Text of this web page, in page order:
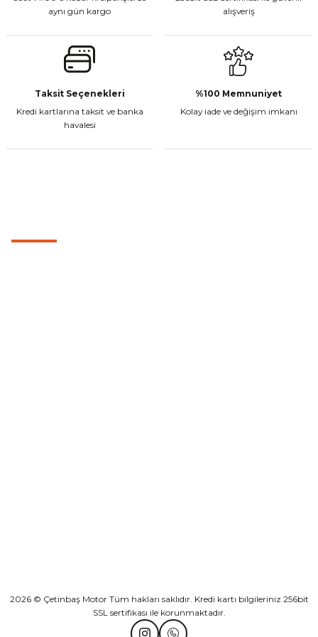
CF Moto 450MT Sol Kumanda Düğmeleri Komple
₺ 2.800,00
TVS Wego Kilit Seti Mondial Turismo 50 Kaporta Seti Sarı
aynı gün kargo
alışveriş
Taksit Seçenekleri
Kredi kartlarına taksit ve banka
havalesi
%100 Memnuniyet
Kolay iade ve değişim imkanı
2026 © Çetinbaş Motor Tüm hakları saklıdır. Kredi kartı bilgileriniz 256bit
SSL sertifikası ile korunmaktadır.